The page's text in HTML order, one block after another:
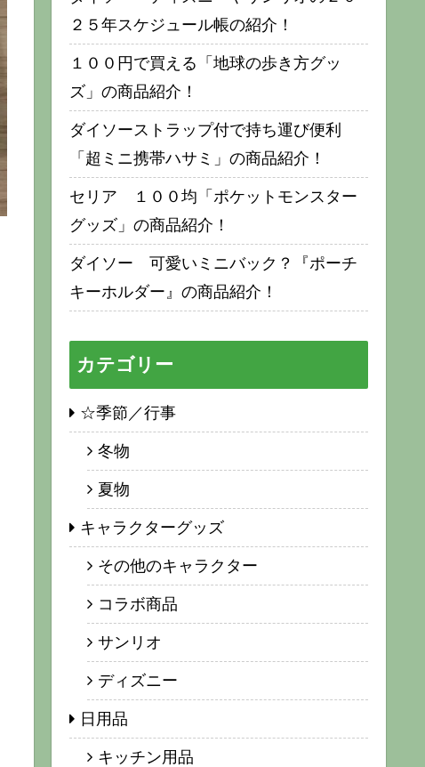
２５年スケジュール帳の紹介！
１００円で買える「地球の歩き方グッ
ズ」の商品紹介！
ダイソーストラップ付で持ち運び便利
「超ミニ携帯ハサミ」の商品紹介！
セリア １００均「ポケットモンスター
グッズ」の商品紹介！
ダイソー 可愛いミニバック？『ポーチ
キーホルダー』の商品紹介！
カテゴリー
☆季節／行事
冬物
夏物
キャラクターグッズ
その他のキャラクター
コラボ商品
サンリオ
ディズニー
日用品
キッチン用品